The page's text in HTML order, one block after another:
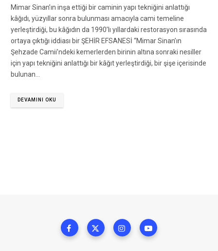
Mimar Sinan’ın inşa ettiği bir caminin yapı tekniğini anlattığı
kâğıdı, yüzyıllar sonra bulunması amacıyla cami temeline
yerleştirdiği, bu kâğıdın da 1990’lı yıllardaki restorasyon sırasında
ortaya çıktığı iddiası bir ŞEHİR EFSANESİ “Mimar Sinan’ın
Şehzade Camii’ndeki kemerlerden birinin altına sonraki nesiller
için yapı tekniğini anlattığı bir kâğıt yerleştirdiği, bir şişe içerisinde
bulunan…
DEVAMINI OKU